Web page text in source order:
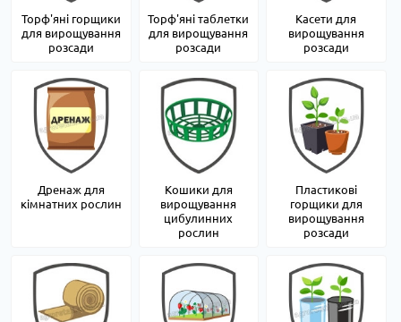
Торф'яні горщики
для вирощування
розсади
Торф'яні таблетки
для вирощування
розсади
Касети для
вирощування
розсади
Дренаж для
кімнатних рослин
Кошики для
вирощування
цибулинних
рослин
Пластикові
горщики для
вирощування
розсади